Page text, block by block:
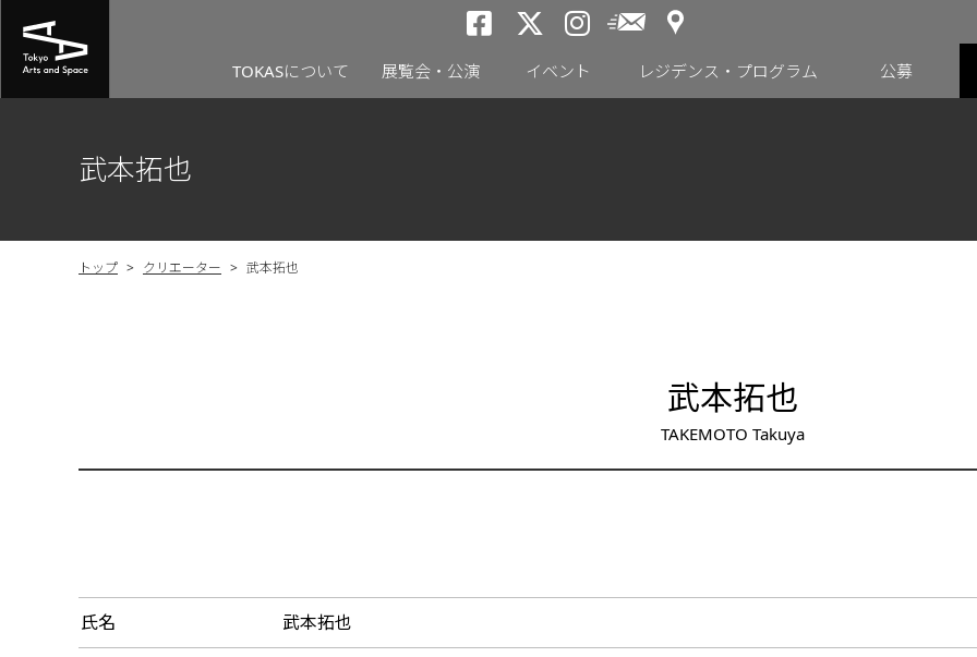
トーキョーアーツアンド
トーキョーアーツアンド
トーキョーアーツア
メールニュース
アクセス
TOKASについて 展覧会・公演 イベント レジデンス・プログラム 公募
武本拓也
トップ > クリエーター > 武本拓也
武本拓也
TAKEMOTO Takuya
氏名 武本拓也